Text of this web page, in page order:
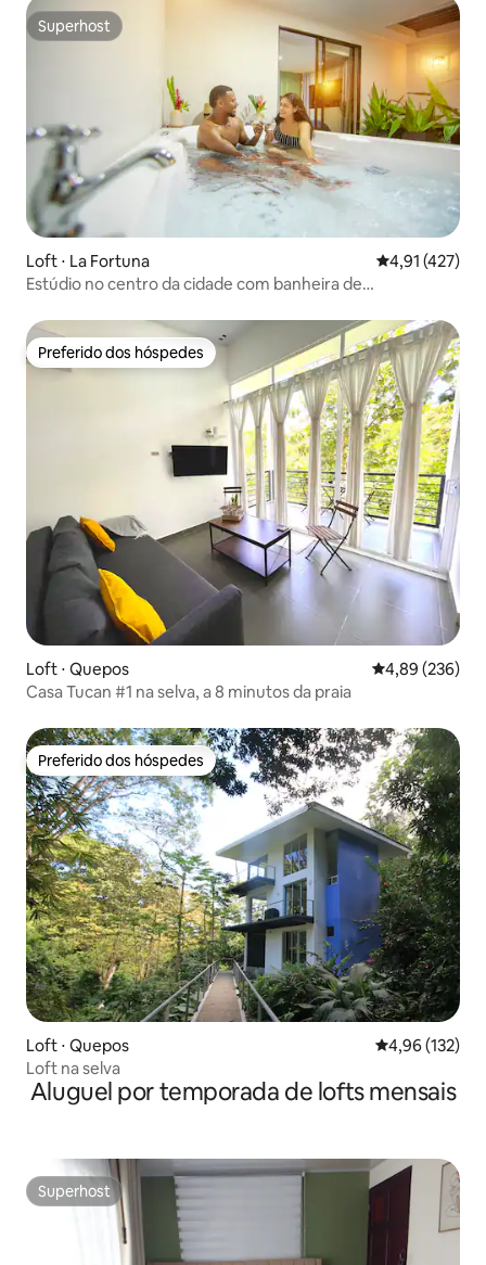
Superhost
Superhost
Loft ⋅ La Fortuna 4,91 de uma
4,91 (427)
Estúdio no centro da cidade com banheira de
Preferido dos hóspedes
Preferido dos hóspedes
Loft ⋅ Quepos 4,89 de uma
4,89 (236)
Casa Tucan #1 na selva, a 8 minutos da praia
Preferido dos hóspedes
Preferido dos hóspedes
Loft ⋅ Quepos 4,96 de uma
4,96 (132)
Loft na selva
Aluguel por temporada de lofts mensais
Superhost
Superhost